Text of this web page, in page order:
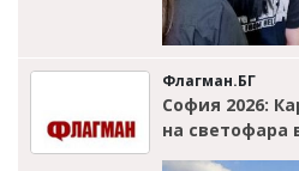
Флагман.БГ
София 2026:
на светофара